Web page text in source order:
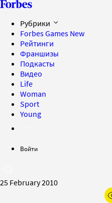
Рубрики
Forbes Games New
Рейтинги
Франшизы
Подкасты
Видео
Life
Woman
Sport
Young
Войти
25 February 2010